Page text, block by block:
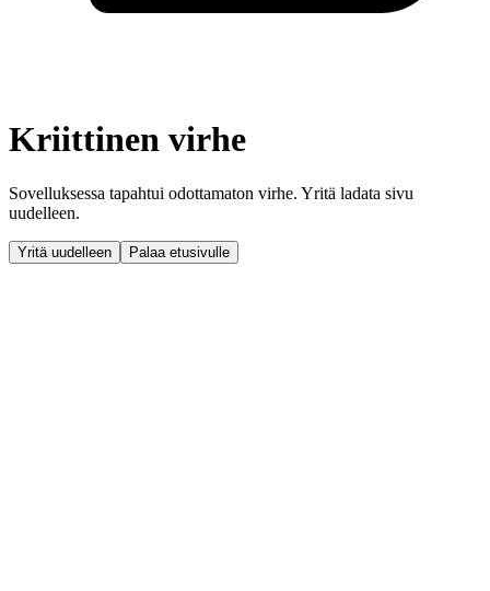
Kriittinen virhe
Sovelluksessa tapahtui odottamaton virhe. Yritä ladata sivu
uudelleen.
Yritä uudelleen Palaa etusivulle